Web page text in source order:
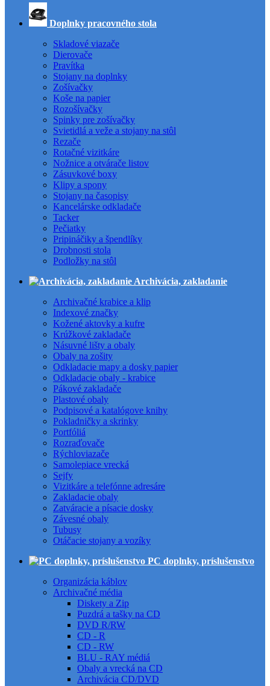
Doplnky pracovného stola
Skladové viazače
Dierovače
Pravítka
Stojany na doplnky
Zošívačky
Koše na papier
Rozošívačky
Spinky pre zošívačky
Svietidlá a veže a stojany na stôl
Rezače
Rotačné vizitkáre
Nožnice a otvárače listov
Zásuvkové boxy
Klipy a spony
Stojany na časopisy
Kancelárske odkladače
Tacker
Pečiatky
Pripináčiky a špendlíky
Drobnosti stola
Podložky na stôl
Archivácia, zakladanie
Archivačné krabice a klip
Indexové značky
Kožené aktovky a kufre
Krúžkové zakladače
Násuvné lišty a obaly
Obaly na zošity
Odkladacie mapy a dosky papier
Odkladacie obaly - krabice
Pákové zakladače
Plastové obaly
Podpisové a katalógove knihy
Pokladničky a skrinky
Portfóliá
Rozraďovače
Rýchloviazače
Samolepiace vrecká
Sejfy
Vizitkáre a telefónne adresáre
Zakladacie obaly
Zatváracie a písacie dosky
Závesné obaly
Tubusy
Otáčacie stojany a vozíky
PC doplnky, príslušenstvo
Organizácia káblov
Archivačné média
Diskety a Zip
Puzdrá a tašky na CD
DVD R/RW
CD - R
CD - RW
BLU - RAY médiá
Obaly a vrecká na CD
Archivácia CD/DVD